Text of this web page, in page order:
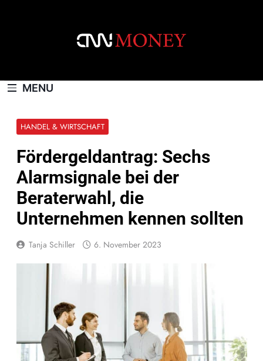
MENU
HANDEL & WIRTSCHAFT
Fördergeldantrag: Sechs
Alarmsignale bei der
Beraterwahl, die
Unternehmen kennen sollten
Tanja Schiller 6. November 2023